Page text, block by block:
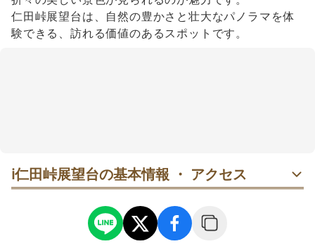
仁田峠展望台は、自然の豊かさと壮大なパノラマを体
験できる、訪れる価値のあるスポットです。
ℹ️仁田峠展望台の基本情報 ・ アクセス